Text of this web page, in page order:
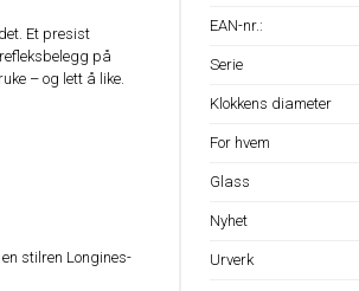
Et presist
på
– og lett å like.
stilren Longines-
EAN-nr.:
Serie
Klokkens diameter
For hvem
Glass
Nyhet
Urverk